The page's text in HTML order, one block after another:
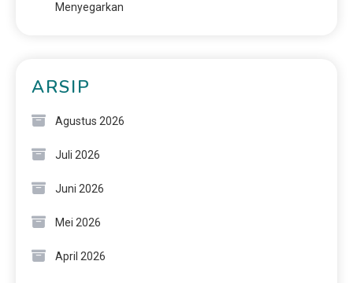
Menyegarkan
ARSIP
Agustus 2026
Juli 2026
Juni 2026
Mei 2026
April 2026